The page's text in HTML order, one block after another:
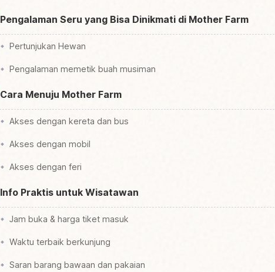
Pengalaman Seru yang Bisa Dinikmati di Mother Farm
Pertunjukan Hewan
Pengalaman memetik buah musiman
Cara Menuju Mother Farm
Akses dengan kereta dan bus
Akses dengan mobil
Akses dengan feri
Info Praktis untuk Wisatawan
Jam buka & harga tiket masuk
Waktu terbaik berkunjung
Saran barang bawaan dan pakaian